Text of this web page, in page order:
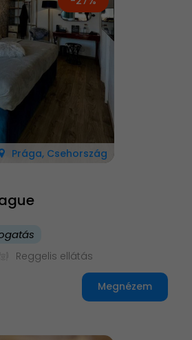
Prága, Csehország
Reggelis ellátás
Megnézem